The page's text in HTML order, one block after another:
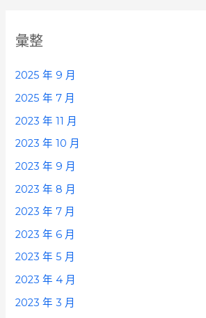
彙整
2025 年 9 月
2025 年 7 月
2023 年 11 月
2023 年 10 月
2023 年 9 月
2023 年 8 月
2023 年 7 月
2023 年 6 月
2023 年 5 月
2023 年 4 月
2023 年 3 月